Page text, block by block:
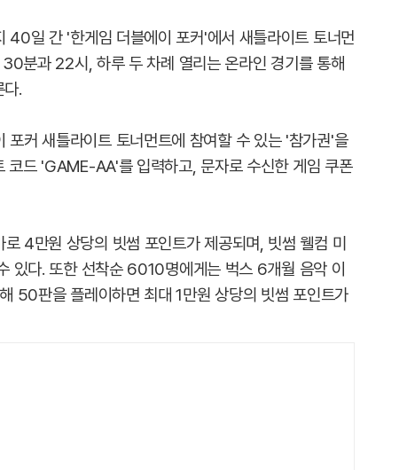
일 간 '한게임 더블에이 포커'에서 새틀라이트 토너먼
분과 22시, 하루 두 차례 열리는 온라인 경기를 통해
.
포커 새틀라이트 토너먼트에 참여할 수 있는 '참가권'을
코드 'GAME-AA'를 입력하고, 문자로 수신한 게임 쿠폰
4만원 상당의 빗썸 포인트가 제공되며, 빗썸 웰컴 미
있다. 또한 선착순 6010명에게는 벅스 6개월 음악 이
50판을 플레이하면 최대 1만원 상당의 빗썸 포인트가